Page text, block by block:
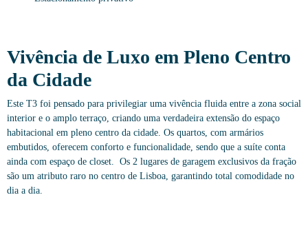
Vivência de Luxo em Pleno Centro
da Cidade
Este T3 foi pensado para privilegiar uma vivência fluida entre a zona social
interior e o amplo terraço, criando uma verdadeira extensão do espaço
habitacional em pleno centro da cidade. Os quartos, com armários
embutidos, oferecem conforto e funcionalidade, sendo que a suíte conta
ainda com espaço de closet. Os 2 lugares de garagem exclusivos da fração
são um atributo raro no centro de Lisboa, garantindo total comodidade no
dia a dia.